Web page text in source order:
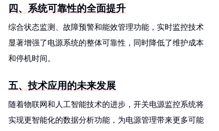
四、系统可靠性的全面提升
综合状态监测、故障预警和能效管理功能，实时监控技术
显著增强了电源系统的整体可靠性，同时降低了维护成本
和停机时间。
五、技术应用的未来发展
随着物联网和人工智能技术的进步，开关电源监控系统将
实现更智能化的数据分析功能，为电源管理带来更多可能